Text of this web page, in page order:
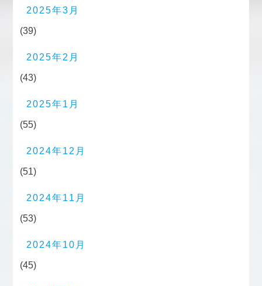
2025年3月
(39)
2025年2月
(43)
2025年1月
(55)
2024年12月
(51)
2024年11月
(53)
2024年10月
(45)